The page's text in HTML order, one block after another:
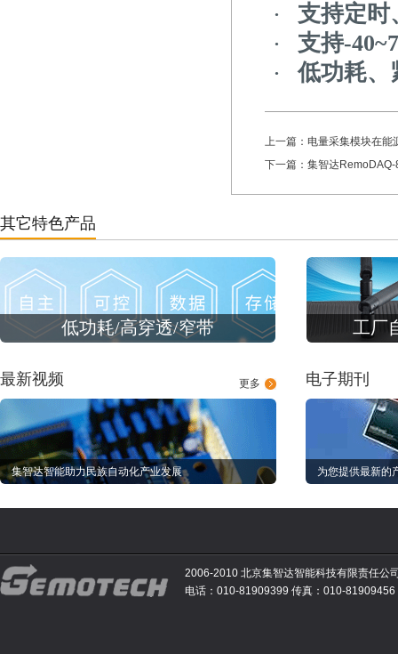
· 支持定时
· 支持-
·低功耗、
上一篇：电量采集模块在
下一篇：集智达
其它特色产品
低功耗/高穿透/窄带 工厂
更多
最新视频
集智达智能助力民族自动化产业发展
电子期刊
为您提供最新的
2006-2010 北京集智达智能科技有限责任公
电话：010-81909399 传真：010-